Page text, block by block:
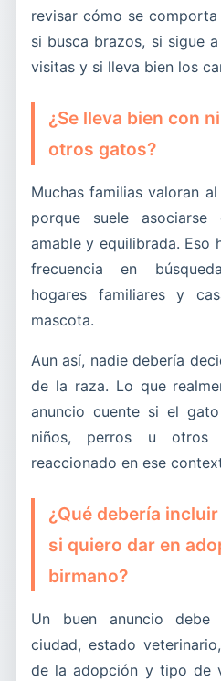
revisar cómo se
si busca brazos, si sigue
visitas y si lleva bien los
¿Se lleva bien con
otros gatos?
Muchas familias valoran
porque suele asociarse
amable y equilibrada. Eso
frecuencia en
hogares familiares y
mascota.
Aun así, nadie debería
de la raza. Lo que
anuncio cuente si el
niños, perros u
reaccionado en ese
¿Qué debería
si quiero dar en
birmano?
Un buen anuncio debe
ciudad, estado
de la adopción y tipo de